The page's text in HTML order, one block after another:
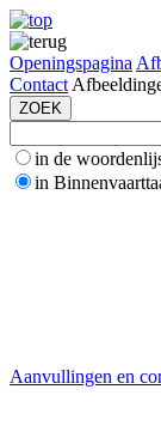
Openingspagina
Contact
in de
in
Aanvullingen en